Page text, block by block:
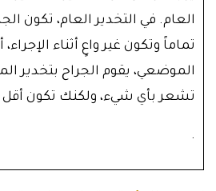
العام. في التخدير العام، تكون
تماماً وتكون غير واعٍ أثناء الإجراء،
الموضعي، يقوم الجراح بتخدير
تشعر بأي شيء، ولكنك تكون أقل
.